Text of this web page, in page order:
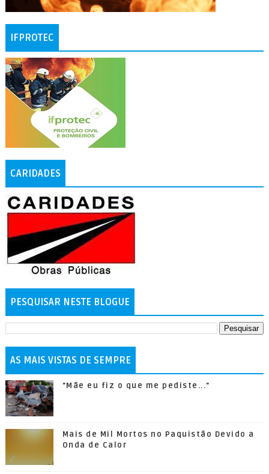
IFPROTEC
CARIDADES
PESQUISAR NESTE BLOGUE
AS MAIS VISTAS DE SEMPRE
"Mãe eu fiz o que me pediste..."
Mais de Mil Mortos no Paquistão Devido a
Onda de Calor